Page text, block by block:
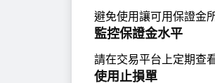
避免使用讓可用保證金
監控保證金水平
請在交易平台上定期查
使用止損單